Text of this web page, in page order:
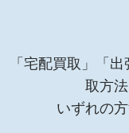
「宅配買取」「
取方
いずれの